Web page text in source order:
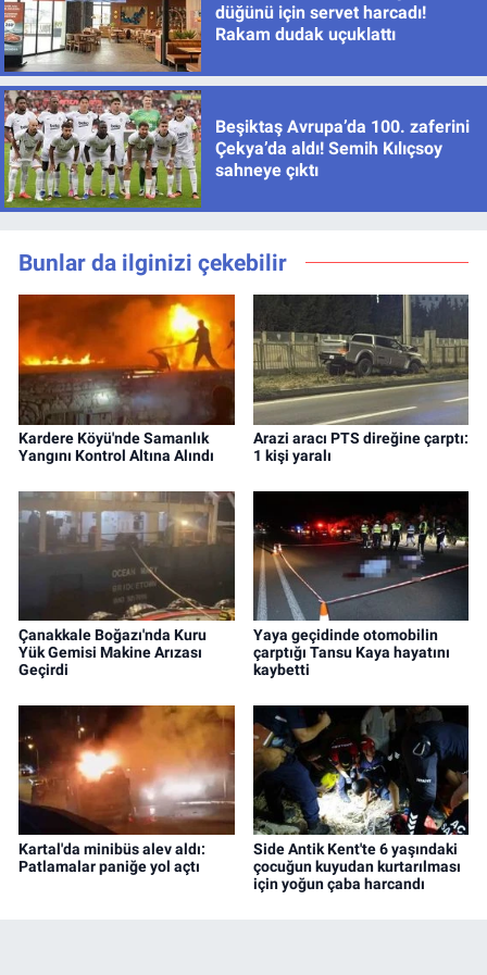
düğünü için servet harcadı!
Rakam dudak uçuklattı
Beşiktaş Avrupa’da 100. zaferini
Çekya’da aldı! Semih Kılıçsoy
sahneye çıktı
Bunlar da ilginizi çekebilir
Kardere Köyü'nde Samanlık
Yangını Kontrol Altına Alındı
Arazi aracı PTS direğine çarptı:
1 kişi yaralı
Çanakkale Boğazı'nda Kuru
Yük Gemisi Makine Arızası
Geçirdi
Yaya geçidinde otomobilin
çarptığı Tansu Kaya hayatını
kaybetti
Kartal'da minibüs alev aldı:
Patlamalar paniğe yol açtı
Side Antik Kent'te 6 yaşındaki
çocuğun kuyudan kurtarılması
için yoğun çaba harcandı